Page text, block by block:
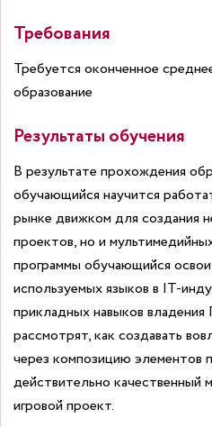
Требования
Требуется оконченное
образование
Результаты обучения
В результате прохождения
обучающийся научится
рынке движком для создания
проектов, но и
программы обучающийся
используемых языков в IT-
прикладных навыков
рассмотрят, как создавать
через композицию элементов
действительно качественный
игровой проект.